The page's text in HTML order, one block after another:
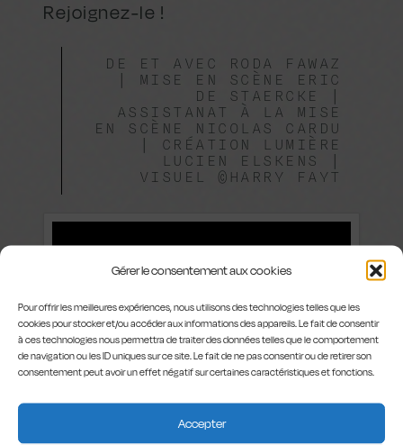
Gérer le consentement aux cookies
Pour offrir les meilleures expériences, nous utilisons des technologies telles que les
cookies pour stocker et/ou accéder aux informations des appareils. Le fait de consentir
à ces technologies nous permettra de traiter des données telles que le comportement
de navigation ou les ID uniques sur ce site. Le fait de ne pas consentir ou de retirer son
consentement peut avoir un effet négatif sur certaines caractéristiques et fonctions.
Accepter
Rejoignez-le !
DE ET AVEC RODA FAWAZ
| MISE EN SCÈNE ERIC
DE STAERCKE |
ASSISTANAT À LA MISE
EN SCÈNE NICOLAS CARDU
| CRÉATION LUMIÈRE
LUCIEN ELSKENS |
VISUEL ©HARRY FAYT